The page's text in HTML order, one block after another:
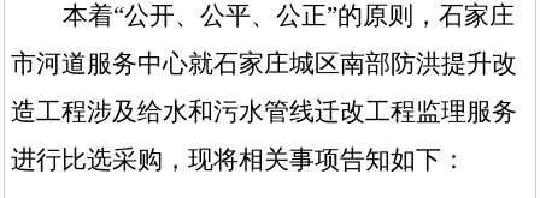
本着“公开、公平、公正”的原则， 石家庄
市河道服务中心就石家庄城区南部防洪提升改
造工程涉及给水和污水管线迁改工程监理服务
进行比选采购，现将相关事项告知如下：